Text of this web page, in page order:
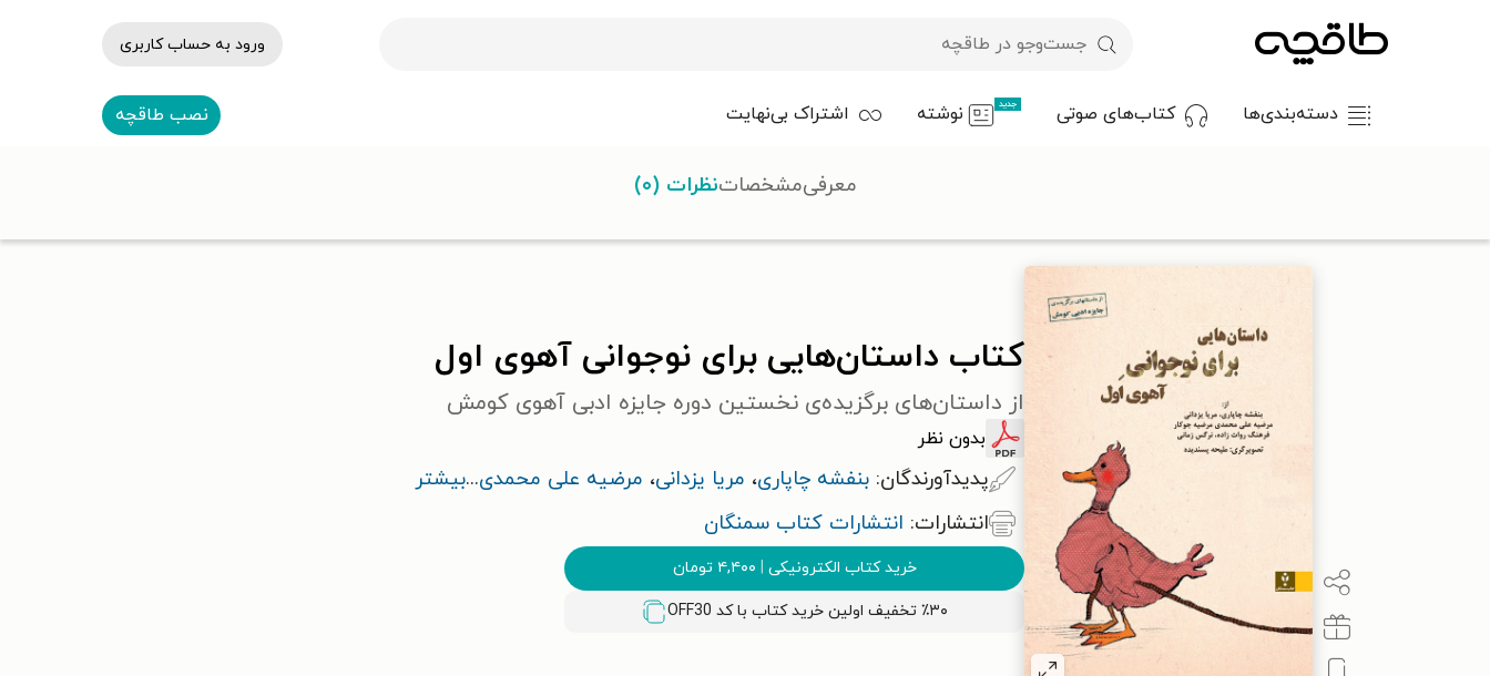
ورود به حساب کاربری
دسته‌بندی‌ها کتاب‌های صوتی جدید نوشته اشتراک بی‌نهایت نصب طاقچه
کتاب داستان‌هایی برای نوجوانی آهوی اول
از داستان‌های برگزیده‌ی نخستین دوره جایزه ادبی آهوی کومش
بدون نظر
پدیدآورندگان: بنفشه چاپاری، مریا یزدانی، مرضیه علی محمدی...بیشتر
انتشارات: انتشارات کتاب سمنگان
خرید کتاب الکترونیکی | ۴,۴۰۰ تومان
٪۳۰ تخفیف اولین خرید کتاب با کد OFF30
معرفیمشخصاتنظرات (۰)